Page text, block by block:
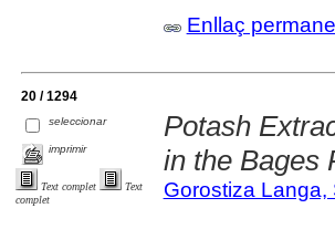
Enllaç
20 / 1294
seleccionar
imprimir
Text complet
Text
complet
Potash
in the Bages
Gorostiza Langa,